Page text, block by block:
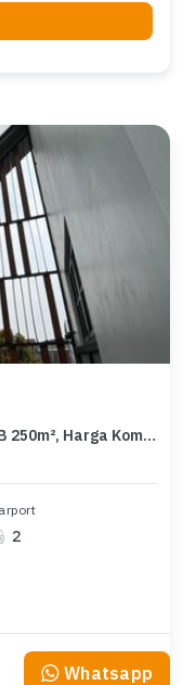
Rumah Dijual di Ciwaruga, Bandung, LB 250m², Harga Kompetitif!
2
Whatsapp